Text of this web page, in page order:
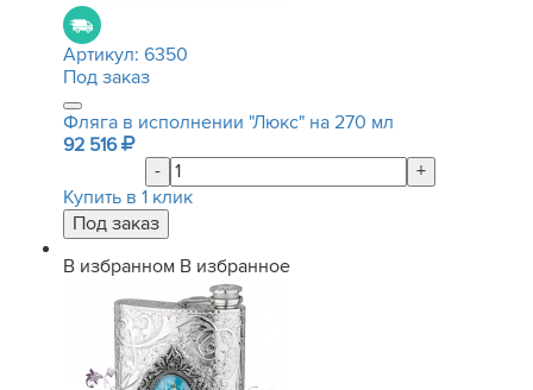
Артикул: 6350
Под заказ
Фляга в исполнении "Люкс" на 270 мл
92 516
-
+
Купить в 1 клик
В избранном В избранное